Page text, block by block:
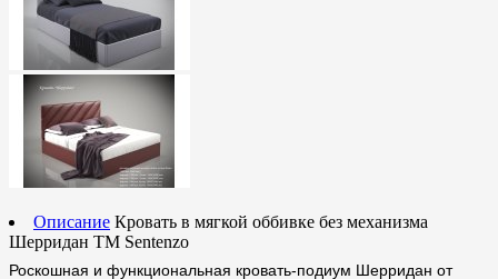
Описание Кровать в мягкой оббивке без механизма
Шерридан ТМ Sentenzo
Роскошная и функциональная кровать-подиум Шерридан от